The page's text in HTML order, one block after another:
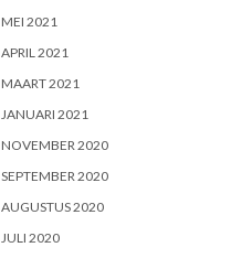
MEI 2021
APRIL 2021
MAART 2021
JANUARI 2021
NOVEMBER 2020
SEPTEMBER 2020
AUGUSTUS 2020
JULI 2020